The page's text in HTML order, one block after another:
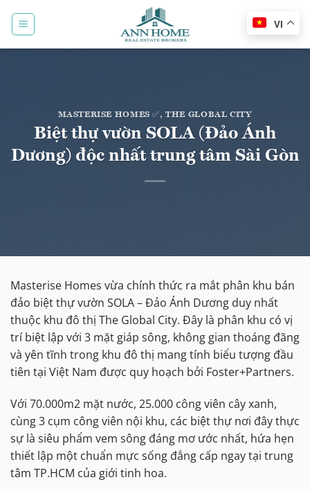
qua
VI
MASTERISE HOMES ✅,THE GLOBAL CITY
Biệt thự vườn SOLA (Đảo Ánh
Dương) độc nhất trung tâm Sài Gòn
Masterise Homes vừa chính thức ra mắt phân khu bán
đảo biệt thự vườn SOLA – Đảo Ánh Dương duy nhất
thuộc khu đô thị The Global City. Đây là phân khu có vị
trí biệt lập với 3 mặt giáp sông, không gian thoáng đãng
và yên tĩnh trong khu đô thị mang tính biểu tượng đầu
tiên tại Việt Nam được quy hoạch bởi Foster+Partners.
Với 70.000m2 mặt nước, 25.000 công viên cây xanh,
cùng 3 cụm công viên nội khu, các biệt thự nơi đây thực
sự là siêu phẩm vem sông đáng mơ ước nhất, hứa hẹn
thiết lập một chuẩn mực sống đẳng cấp ngay tại trung
tâm TP.HCM của giới tinh hoa.